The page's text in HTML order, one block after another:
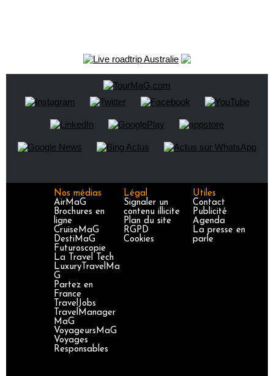
Nos médias
AirMaG
Brochures en
ligne
CruiseMaG
DestiMaG
Futuroscopie
La Travel Tech
LuxuryTravelMa
G
Partez en
France
TravelJobs
TravelManager
MaG
VoyageursMaG
Voyages
Responsables
Légal
Signaler un
contenu illicite
Plan du site
RGPD
Cookies
Utiles
Contact
Publicité
Agenda
La presse en
parle